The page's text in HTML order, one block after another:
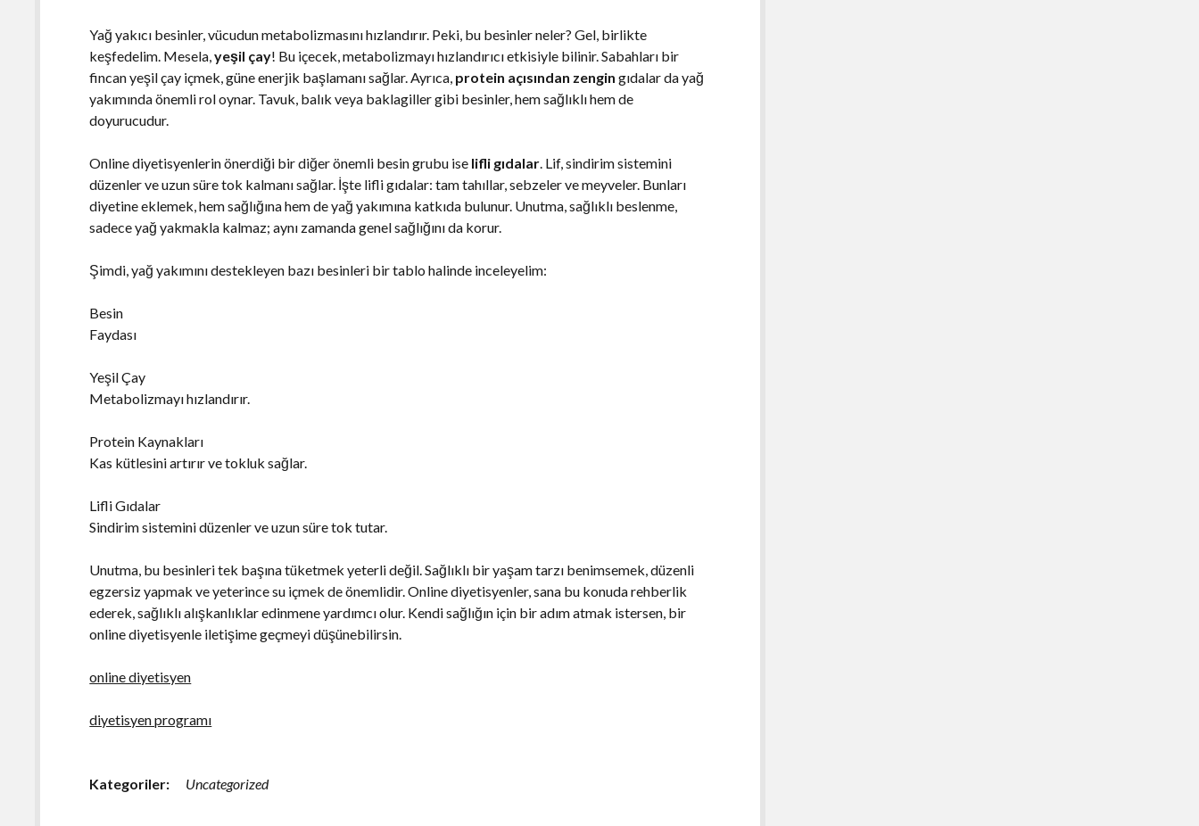
Yağ yakıcı besinler, vücudun metabolizmasını hızlandırır. Peki, bu besinler neler? Gel, birlikte
keşfedelim. Mesela,yeşil çay! Bu içecek, metabolizmayı hızlandırıcı etkisiyle bilinir. Sabahları bir
fincan yeşil çay içmek, güne enerjik başlamanı sağlar. Ayrıca, protein açısından zengin gıdalar da yağ
yakımında önemli rol oynar. Tavuk, balık veya baklagiller gibi besinler, hem sağlıklı hem de
doyurucudur.
Online diyetisyenlerin önerdiği bir diğer önemli besin grubu ise lifli gıdalar. Lif, sindirim sistemini
düzenler ve uzun süre tok kalmanı sağlar. İşte lifli gıdalar: tam tahıllar, sebzeler ve meyveler. Bunları
diyetine eklemek, hem sağlığına hem de yağ yakımına katkıda bulunur. Unutma, sağlıklı beslenme,
sadece yağ yakmakla kalmaz; aynı zamanda genel sağlığını da korur.
Şimdi, yağ yakımını destekleyen bazı besinleri bir tablo halinde inceleyelim:
Besin
Faydası
Yeşil Çay
Metabolizmayı hızlandırır.
Protein Kaynakları
Kas kütlesini artırır ve tokluk sağlar.
Lifli Gıdalar
Sindirim sistemini düzenler ve uzun süre tok tutar.
Unutma, bu besinleri tek başına tüketmek yeterli değil. Sağlıklı bir yaşam tarzı benimsemek, düzenli
egzersiz yapmak ve yeterince su içmek de önemlidir. Online diyetisyenler, sana bu konuda rehberlik
ederek, sağlıklı alışkanlıklar edinmene yardımcı olur. Kendi sağlığın için bir adım atmak istersen, bir
online diyetisyenle iletişime geçmeyi düşünebilirsin.
online diyetisyen
diyetisyen programı
Kategoriler: Uncategorized